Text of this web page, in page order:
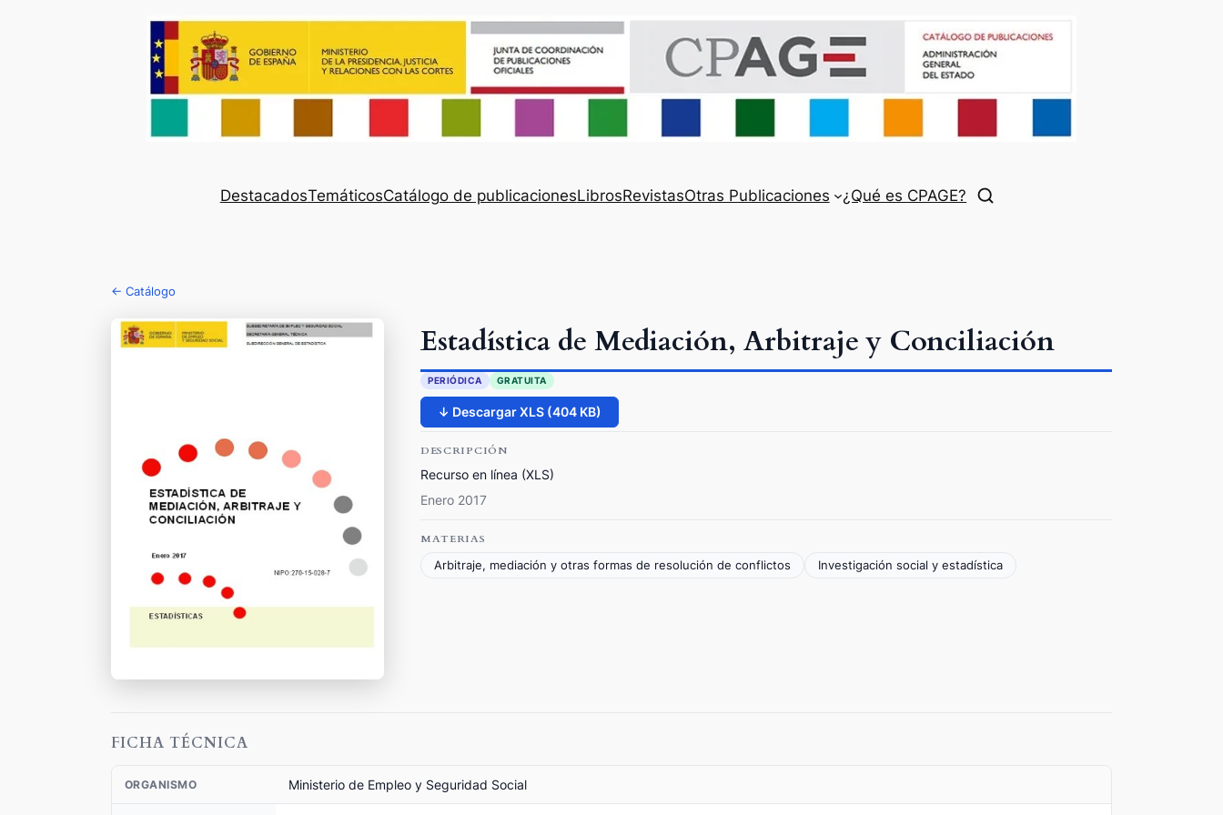
DestacadosTemáticosCatálogo de publicacionesLibrosRevistasOtras Publicaciones ¿Qué es CPAGE?
← Catálogo
Estadística de Mediación, Arbitraje y Conciliación
PERIÓDICA GRATUITA
↓ Descargar XLS (404 KB)
DESCRIPCIÓN
Recurso en línea (XLS)
Enero 2017
MATERIAS
Arbitraje, mediación y otras formas de resolución de conflictos
Investigación social y estadística
FICHA TÉCNICA
ORGANISMO Ministerio de Empleo y Seguridad Social